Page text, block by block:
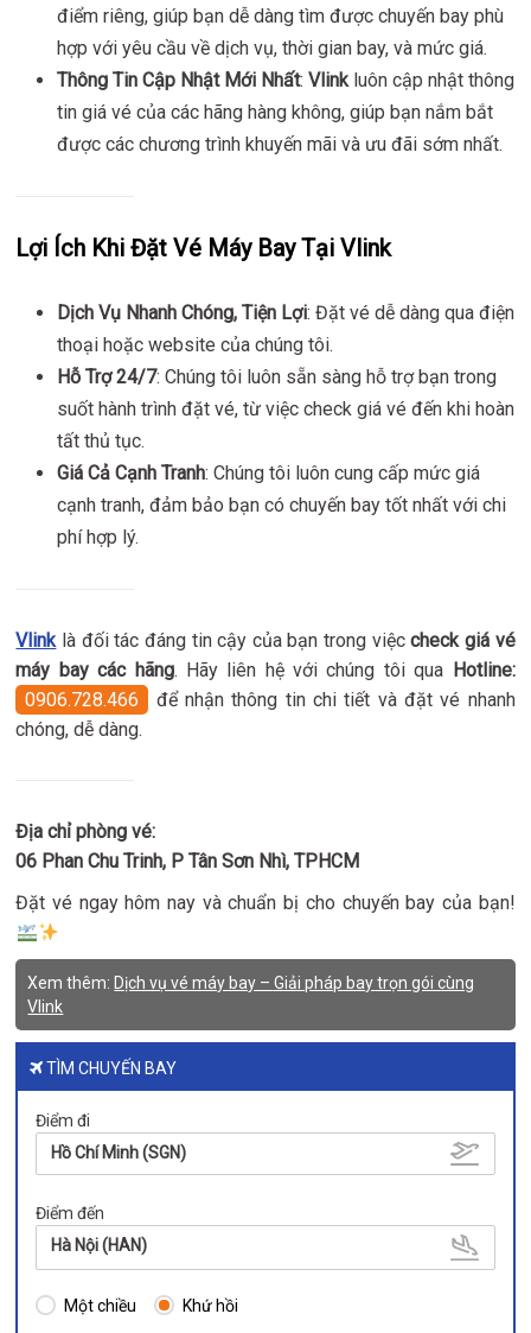
điểm riêng, giúp bạn dễ dàng tìm được chuyến bay phù
hợp với yêu cầu về dịch vụ, thời gian bay, và mức giá.
Thông Tin Cập Nhật Mới Nhất:Vlinkluôn cập nhật thông
tin giá vé của các hãng hàng không, giúp bạn nắm bắt
được các chương trình khuyến mãi và ưu đãi sớm nhất.
Lợi Ích Khi Đặt Vé Máy Bay Tại Vlink
Dịch Vụ Nhanh Chóng, Tiện Lợi: Đặt vé dễ dàng qua điện
thoại hoặc website của chúng tôi.
Hỗ Trợ 24/7: Chúng tôi luôn sẵn sàng hỗ trợ bạn trong
suốt hành trình đặt vé, từ việc check giá vé đến khi hoàn
tất thủ tục.
Giá Cả Cạnh Tranh: Chúng tôi luôn cung cấp mức giá
cạnh tranh, đảm bảo bạn có chuyến bay tốt nhất với chi
phí hợp lý.
Vlinklà đối tác đáng tin cậy của bạn trong việccheck giá vé
máy bay các hãng. Hãy liên hệ với chúng tôi qua Hotline:
0906.728.466
để nhận thông tin chi tiết và đặt vé nhanh
chóng, dễ dàng.
Địa chỉ phòng vé:
06 Phan Chu Trinh, P Tân Sơn Nhì, TPHCM
Đặt vé ngay hôm nay và chuẩn bị cho chuyến bay của bạn!
Xem thêm: Dịch vụ vé máy bay – Giải pháp bay trọn gói cùng
Vlink
TÌM CHUYẾN BAY
Điểm đi
Hồ Chí Minh (SGN)
Điểm đến
Hà Nội (HAN)
Một chiều Khứ hồi